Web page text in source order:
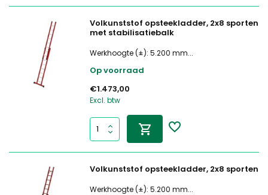
Volkunststof opsteekladder, 2x8 sporten
met stabilisatiebalk
Werkhoogte (±): 5.200 mm...
Op voorraad
€1.473,00
Excl. btw
Volkunststof opsteekladder, 2x8 sporten
Werkhoogte (±): 5.200 mm...